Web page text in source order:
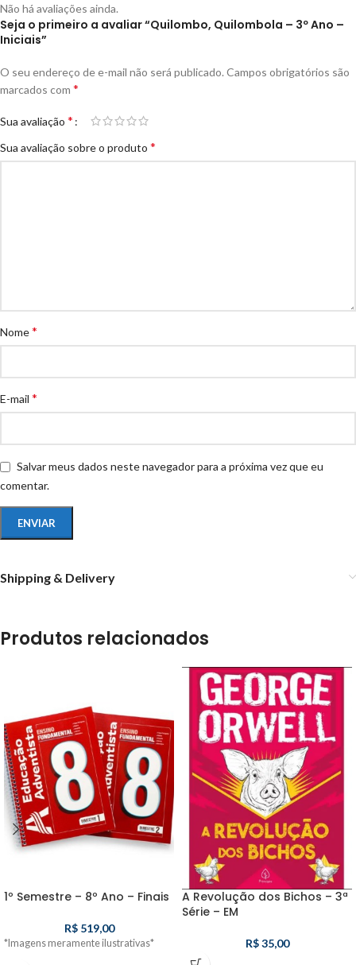
Não há avaliações ainda.
Seja o primeiro a avaliar “Quilombo, Quilombola – 3º Ano –
Iniciais”
O seu endereço de e-mail não será publicado. Campos obrigatórios são
marcados com *
Sua avaliação *
Sua avaliação sobre o produto *
Nome*
E-mail *
Salvar meus dados neste navegador para a próxima vez que eu
comentar.
Shipping & Delivery
Produtos relacionados
1º Semestre – 8º Ano – Finais
R$519,00
*Imagens meramente ilustrativas*
A Revolução dos Bichos – 3ª
Série – EM
R$35,00